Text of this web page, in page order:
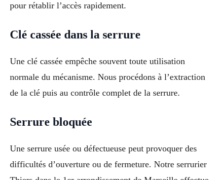
pour rétablir l’accès rapidement.
Clé cassée dans la serrure
Une clé cassée empêche souvent toute utilisation
normale du mécanisme. Nous procédons à l’extraction
de la clé puis au contrôle complet de la serrure.
Serrure bloquée
Une serrure usée ou défectueuse peut provoquer des
difficultés d’ouverture ou de fermeture. Notre serrurier